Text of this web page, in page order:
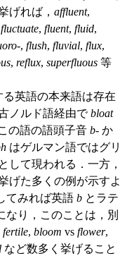
げれば， affluent,
fluctuate, fluent, fluid,
-, flush, fluvial, flux,
, reflux, superfluous 等
る英語の本来語は存在
ノルド語経由でbloat
の語の語頭子音 b- か
はゲルマン語ではグリ
として現われる．一方，
げた多くの例が示すよ
てみれば英語 b とラテ
り，このことは，別
fertile, bloom vs flower,
など数多く挙げること